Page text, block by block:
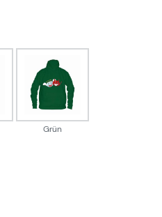
Grün
Grün